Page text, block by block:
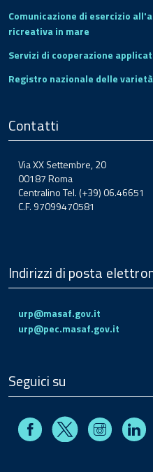
Comunicazione di esercizio
ricreativa in mare
Servizi di cooperazione
Registro nazionale delle
Contatti
Via XX Settembre, 20
00187 Roma
Centralino Tel. (+39) 06.46651
C.F. 97099470581
Indirizzi di posta
urp@masaf.gov.it
urp@pec.masaf.gov.it
Seguici su
FacebookX